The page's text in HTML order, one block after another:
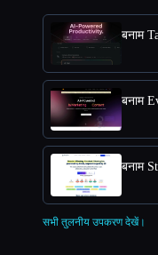
बनाम
बनाम
बनाम
सभी तुलनीय उपकरण देखें।